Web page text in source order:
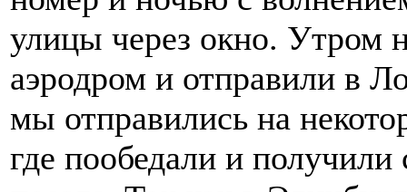
улицы через окно. Утром
аэродром и отправили в
мы отправились на
где пообедали и